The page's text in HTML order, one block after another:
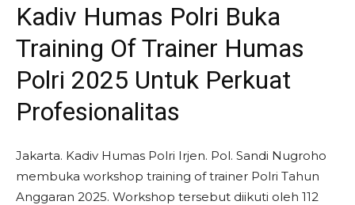
Kadiv Humas Polri Buka
Training Of Trainer Humas
Polri 2025 Untuk Perkuat
Profesionalitas
Jakarta. Kadiv Humas Polri Irjen. Pol. Sandi Nugroho
membuka workshop training of trainer Polri Tahun
Anggaran 2025. Workshop tersebut diikuti oleh 112